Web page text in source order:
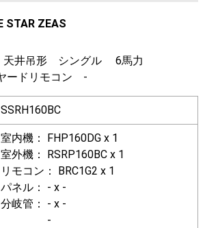
STAR ZEAS
天井吊形 シングル 6馬力
ードリモコン -
SSRH160BC
室内機： FHP160DG x 1
室外機： RSRP160BC x 1
リモコン： BRC1G2 x 1
パネル： - x -
分岐管： - x -
-